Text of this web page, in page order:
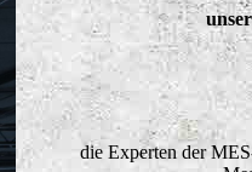
die Experten der